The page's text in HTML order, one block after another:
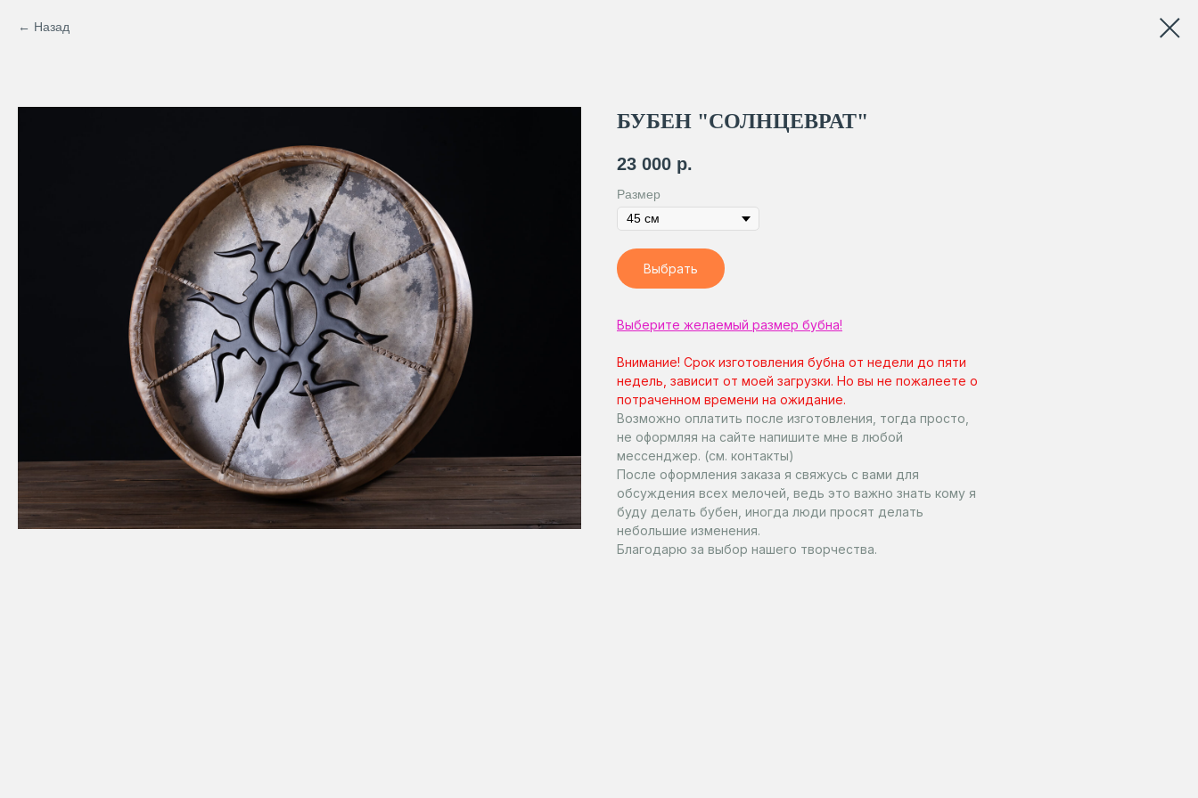
Назад
БУБЕН "СОЛНЦЕВРАТ"
23 000 р.
Размер
Выбрать
Выберите желаемый размер бубна!
Внимание! Срок изготовления бубна от недели до пяти
недель, зависит от моей загрузки. Но вы не пожалеете о
потраченном времени на ожидание.
Возможно оплатить после изготовления, тогда просто,
не оформляя на сайте напишите мне в любой
мессенджер. (см. контакты)
После оформления заказа я свяжусь с вами для
обсуждения всех мелочей, ведь это важно знать кому я
буду делать бубен, иногда люди просят делать
небольшие изменения.
Благодарю за выбор нашего творчества.